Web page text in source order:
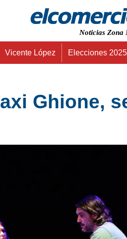
Noticias Zona
Vicente López Elecciones 2025
Ghione,